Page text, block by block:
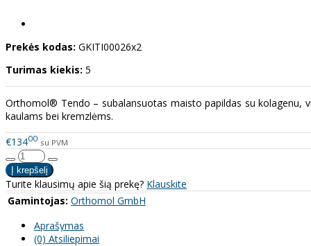
Prekės kodas: GKITI00026x2
Turimas kiekis: 5
Orthomol® Tendo – subalansuotas maisto papildas su kolagenu,
kaulams bei kremzlėms.
€13400 su PVM
Turite klausimų apie šią prekę? Klauskite
Gamintojas: Orthomol GmbH
Aprašymas
(0) Atsiliepimai